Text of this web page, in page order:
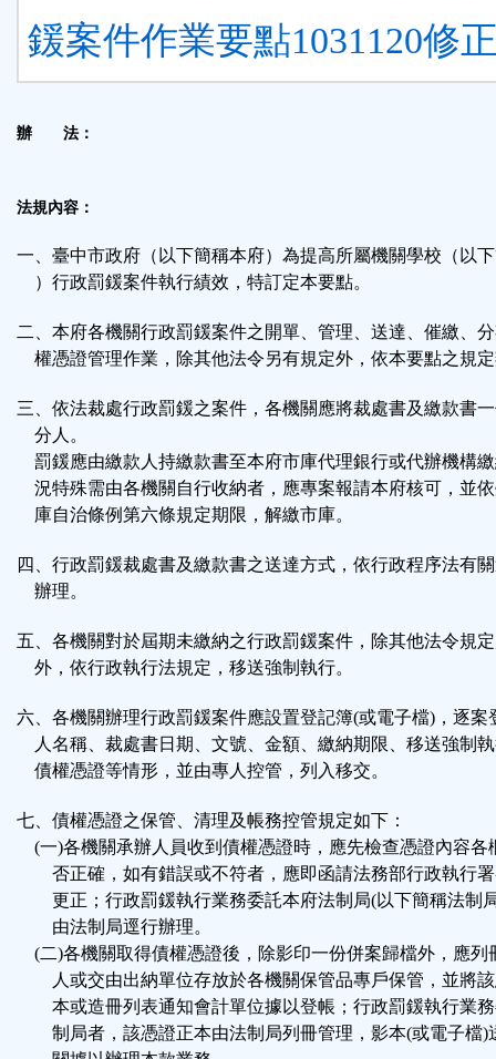
鍰案件作業要點1031120修
辦 法：
法規內容：
一、臺中市政府（以下簡稱本府）為提高所屬機關學校（以
）行政罰鍰案件執行績效，特訂定本要點。
二、本府各機關行政罰鍰案件之開單、管理、送達、催繳、
權憑證管理作業，除其他法令另有規定外，依本要點之規
三、依法裁處行政罰鍰之案件，各機關應將裁處書及繳款書
分人。
罰鍰應由繳款人持繳款書至本府市庫代理銀行或代辦機構
況特殊需由各機關自行收納者，應專案報請本府核可，並
庫自治條例第六條規定期限，解繳市庫。
四、行政罰鍰裁處書及繳款書之送達方式，依行政程序法有
辦理。
五、各機關對於屆期未繳納之行政罰鍰案件，除其他法令規
外，依行政執行法規定，移送強制執行。
六、各機關辦理行政罰鍰案件應設置登記簿(或電子檔)，逐案
人名稱、裁處書日期、文號、金額、繳納期限、移送強制
債權憑證等情形，並由專人控管，列入移交。
七、債權憑證之保管、清理及帳務控管規定如下：
(一)各機關承辦人員收到債權憑證時，應先檢查憑證內容各
否正確，如有錯誤或不符者，應即函請法務部行政執行
更正；行政罰鍰執行業務委託本府法制局(以下簡稱法制
由法制局逕行辦理。
(二)各機關取得債權憑證後，除影印一份併案歸檔外，應列
人或交由出納單位存放於各機關保管品專戶保管，並將
本或造冊列表通知會計單位據以登帳；行政罰鍰執行業
制局者，該憑證正本由法制局列冊管理，影本(或電子檔)